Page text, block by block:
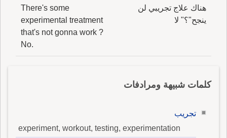
هناك علاج تجريبي لن
ينجح"؟" لا
There's some
experimental treatment
that's not gonna work ?
No.
كلمات شبيهة ومرادفات
تجريب
experiment, workout, testing, experimentation